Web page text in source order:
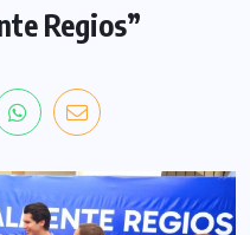
Regios”